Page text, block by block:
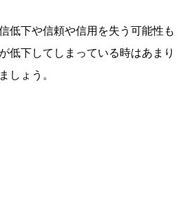
低下や信頼や信用を失う可能性も
低下してしまっている時はあまり
しょう。